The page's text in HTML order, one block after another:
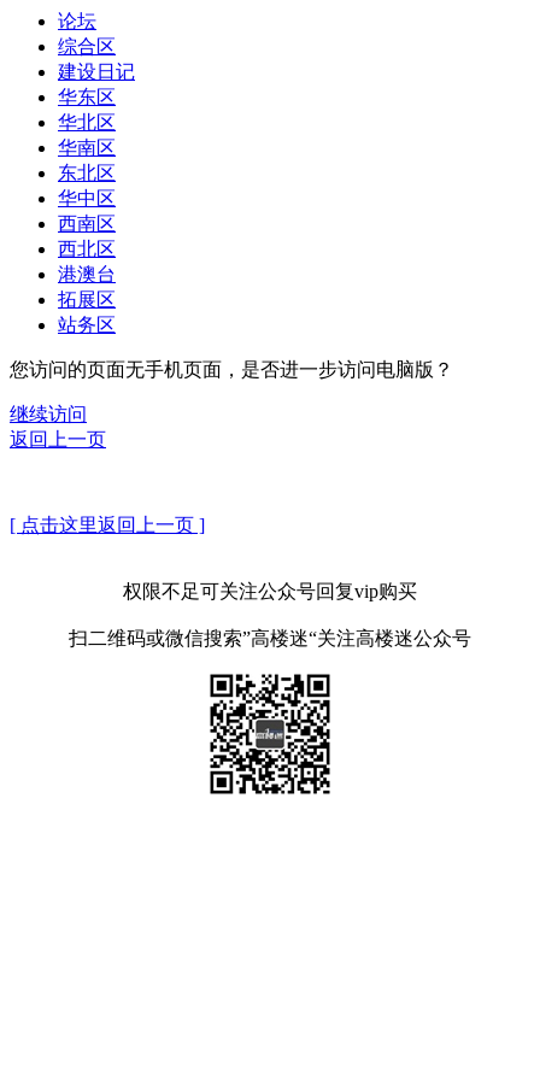
论坛
综合区
建设日记
华东区
华北区
华南区
东北区
华中区
西南区
西北区
港澳台
拓展区
站务区
您访问的页面无手机页面，是否进一步访问电脑版？
继续访问
返回上一页
[ 点击这里返回上一页 ]
权限不足可关注公众号回复vip购买
扫二维码或微信搜索”高楼迷“关注高楼迷公众号